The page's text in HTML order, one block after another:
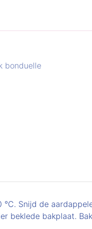
bonduelle
Snijd de
beklede bakplaat.